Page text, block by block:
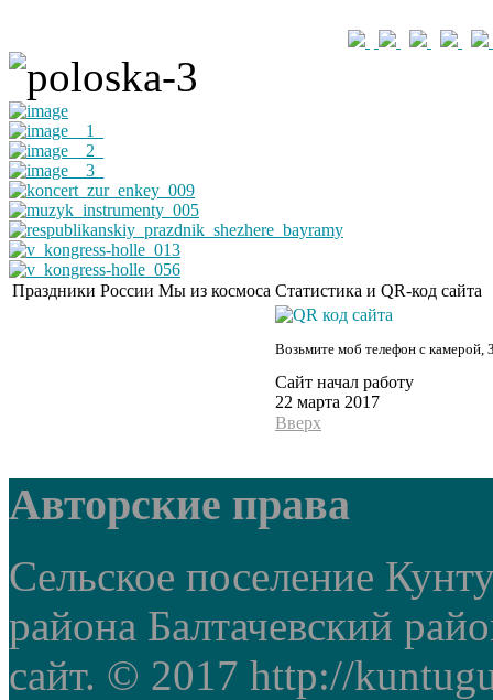
Праздники России Мы из космоса Статистика и QR-код сайта
Возьмите моб телефон с камерой,
Сайт начал работу
22 марта 2017
Вверх
Авторские права
Сельское поселение
района Балтачевский
сайт. © 2017 http://